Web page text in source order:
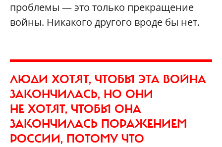
проблемы — это только прекращение
войны. Никакого другого вроде бы нет.
ЛЮДИ ХОТЯТ, ЧТОБЫ ЭТА ВОЙНА
ЗАКОНЧИЛАСЬ, НО ОНИ
НЕ ХОТЯТ, ЧТОБЫ ОНА
ЗАКОНЧИЛАСЬ ПОРАЖЕНИЕМ
РОССИИ, ПОТОМУ ЧТО